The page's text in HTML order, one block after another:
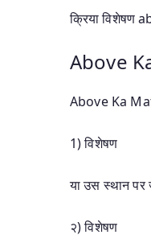
क्रिया विशेषण
Above
Above Ka
1) विशेषण
या उस स्थान पर
२) विशेषण